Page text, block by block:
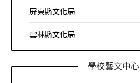
屏東縣文化局
雲林縣文化局
學校藝文中心